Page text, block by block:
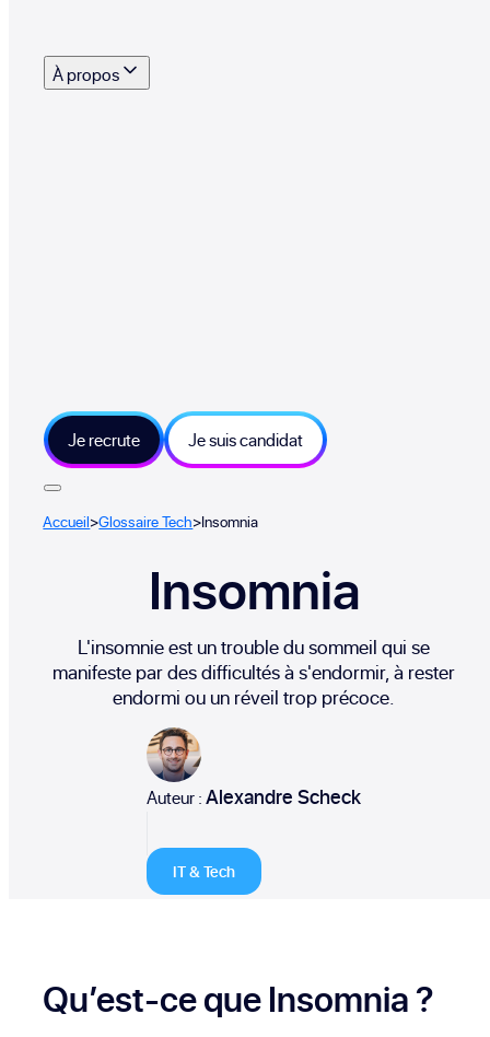
À propos
Je recrute Je suis candidat
Accueil>Glossaire Tech>Insomnia
Insomnia
L'insomnie est un trouble du sommeil qui se
manifeste par des difficultés à s'endormir, à rester
endormi ou un réveil trop précoce.
Auteur :Alexandre Scheck
IT & Tech
Qu’est-ce que Insomnia ?